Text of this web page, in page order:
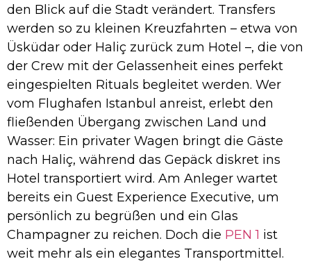
den Blick auf die Stadt verändert. Transfers
werden so zu kleinen Kreuzfahrten – etwa von
Üsküdar oder Haliç zurück zum Hotel –, die von
der Crew mit der Gelassenheit eines perfekt
eingespielten Rituals begleitet werden. Wer
vom Flughafen Istanbul anreist, erlebt den
fließenden Übergang zwischen Land und
Wasser: Ein privater Wagen bringt die Gäste
nach Haliç, während das Gepäck diskret ins
Hotel transportiert wird. Am Anleger wartet
bereits ein Guest Experience Executive, um
persönlich zu begrüßen und ein Glas
Champagner zu reichen. Doch die PEN 1 ist
weit mehr als ein elegantes Transportmittel.